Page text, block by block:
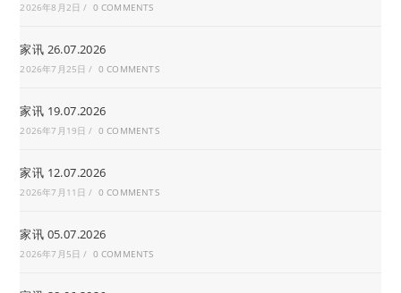
2026年8月2日 / 0 COMMENTS
家讯 26.07.2026
2026年7月25日 / 0 COMMENTS
家讯 19.07.2026
2026年7月19日 / 0 COMMENTS
家讯 12.07.2026
2026年7月11日 / 0 COMMENTS
家讯 05.07.2026
2026年7月5日 / 0 COMMENTS